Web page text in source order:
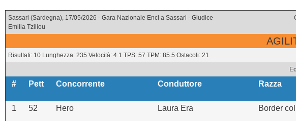
Sassari (Sardegna), 17/05/2026 - Gara Nazionale Enci a Sassari - Giudice
Emilia Tziliou
Risultati: 10 Lunghezza: 235 Velocità: 4.1 TPS: 57 TPM: 85.5 Ostacoli: 21
# Pett Concorrente Conduttore Razza
1 52 Hero Laura Era Border